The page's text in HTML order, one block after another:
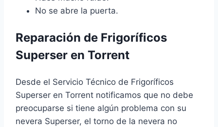
No se abre la puerta.
Reparación de Frigoríficos
Superser en Torrent
Desde el Servicio Técnico de Frigoríficos
Superser en Torrent notificamos que no debe
preocuparse si tiene algún problema con su
nevera Superser, el torno de la nevera no